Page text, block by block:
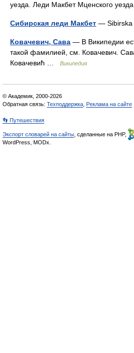
уезда. Леди Макбет Мценского
Сибирская леди Макбет —
Ковачевич, Сава — В Википедии
такой фамилией, см. Ковачевич.
Ковачевић …
Википедия
© Академик, 2000-2026
Обратная связь: Техподдержка Реклама на сайте
👣 Путешествия
Экспорт словарей на сайты , сделанные на PHP,
WordPress, MODx.